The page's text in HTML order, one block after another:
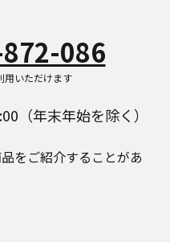
086
いただけます
（年末年始を除く）
をご紹介することがあ